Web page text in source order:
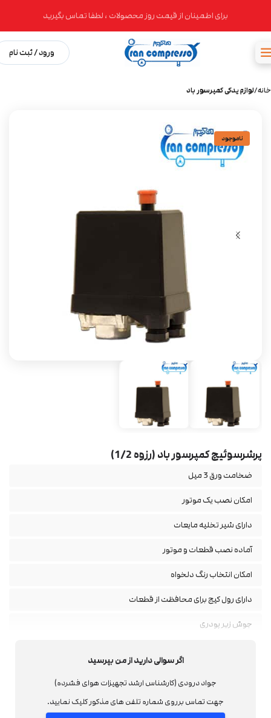
برای اطمینان از قیمت روز محصولات ، لطفا تماس بگیرید
ورود / ثبت نام
خانه لوازم یدکی کمپرسور باد
ناموجود
پرشرسوئیچ کمپرسور باد (رزوه 1/2)
ضخامت ورق 3 میل
امکان نصب یک موتور
دارای شیر تخلیه مایعات
آماده نصب قطعات و موتور
امکان انتخاب رنگ دلخواه
دارای رول کیج برای محافظت از قطعات
جوش زیر پودری
اگر سوالی دارید از من بپرسید
جواد درودی (کارشناس ارشد تجهیزات هوای فشرده)
جهت تماس برروی شماره تلفن های مذکور کلیک نمایید.